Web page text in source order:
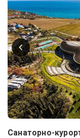
Санаторно-